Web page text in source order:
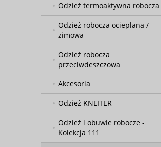
Odzież termoaktywna robocza
Odzież robocza ocieplana /
zimowa
Odzież robocza
przeciwdeszczowa
Akcesoria
Odzież KNEITER
Odzież i obuwie robocze -
Kolekcja 111